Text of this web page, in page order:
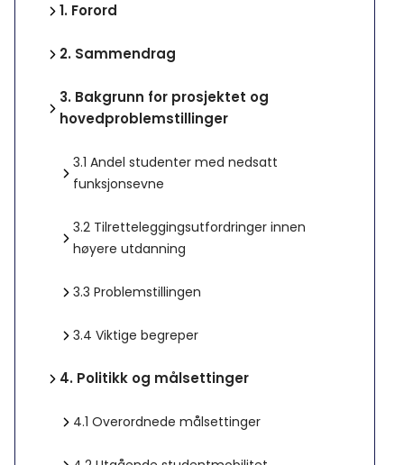
1. Forord
2. Sammendrag
3. Bakgrunn for prosjektet og
hovedproblemstillinger
3.1 Andel studenter med nedsatt
funksjonsevne
3.2 Tilretteleggingsutfordringer innen
høyere utdanning
3.3 Problemstillingen
3.4 Viktige begreper
4. Politikk og målsettinger
4.1 Overordnede målsettinger